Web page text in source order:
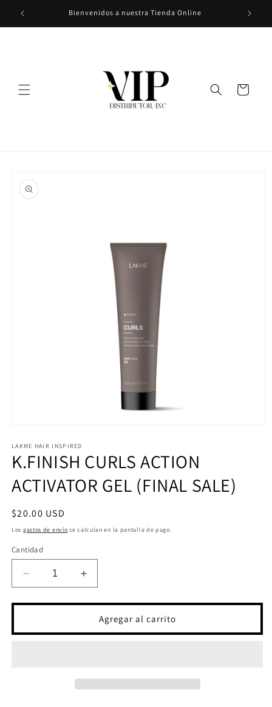
directamente
al contenido
Bienvenidos a nuestra Tienda Online
Carrito
a la
información
multimedia
1
en
ventana
modal
LAKME HAIR INSPIRED
K.FINISH CURLS ACTION
ACTIVATOR GEL (FINAL SALE)
Precio
habitual
$20.00 USD
Los gastos de envío se calculan en la pantalla de pago.
Cantidad
Reducir
cantidad
para
CURLS
Aumentar
cantidad
para
K.FINISH
CURLS
(FINAL
SALE)
Agregar al carrito